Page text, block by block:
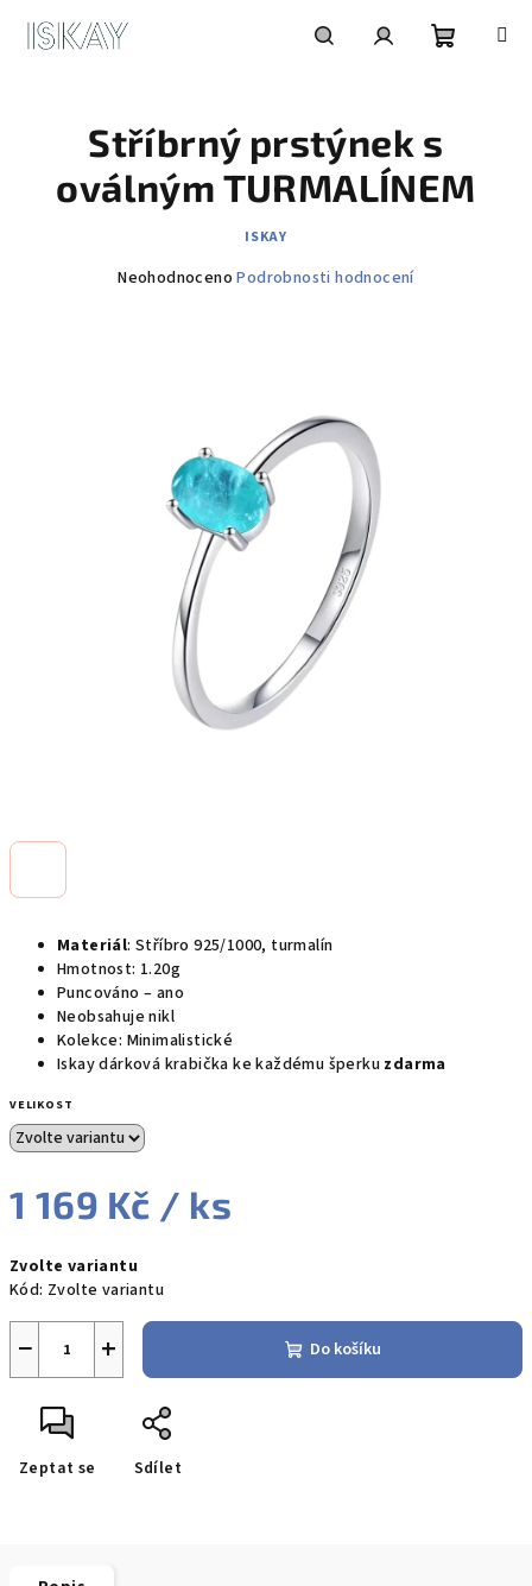
košík
Materiál: Stříbro 925/1000, turmalín
Hmotnost: 1.20g
Puncováno – ano
Neobsahuje nikl
Kolekce: Minimalistické
Iskay dárková krabička ke každému šperku zdarma
VELIKOST
1 169 Kč / ks
cena:
Zvolte variantu
Kód: Zvolte variantu
+
− Do košíku
Zeptat se Sdílet
Stříbrný prstýnek s
oválným TURMALÍNEM
ISKAY
Průměrné
Neohodnoceno Podrobnosti hodnocení